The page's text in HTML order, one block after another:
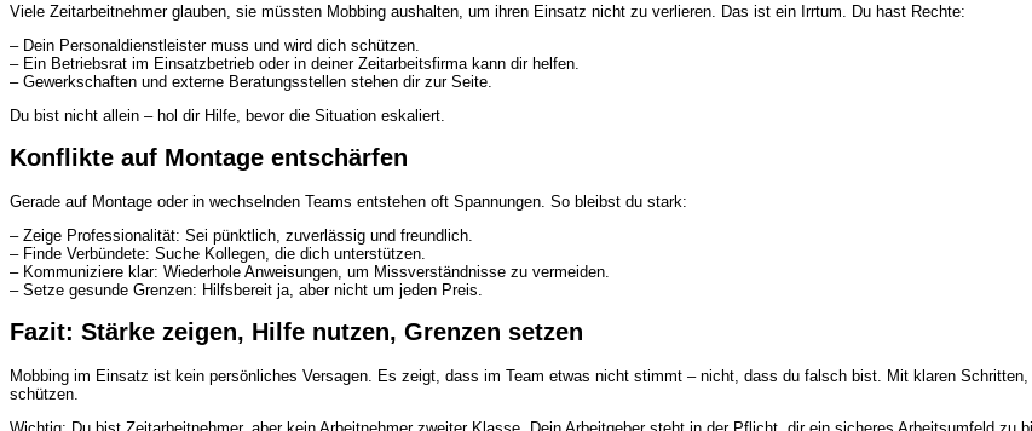
Viele Zeitarbeitnehmer glauben, sie müssten Mobbing aushalten, um ihren Einsatz nicht zu verlieren. Das ist ein Irrtum. Du hast Rechte:
– Dein Personaldienstleister muss und wird dich schützen.
– Ein Betriebsrat im Einsatzbetrieb oder in deiner Zeitarbeitsfirma kann dir helfen.
– Gewerkschaften und externe Beratungsstellen stehen dir zur Seite.
Du bist nicht allein – hol dir Hilfe, bevor die Situation eskaliert.
Konflikte auf Montage entschärfen
Gerade auf Montage oder in wechselnden Teams entstehen oft Spannungen. So bleibst du stark:
– Zeige Professionalität: Sei pünktlich, zuverlässig und freundlich.
– Finde Verbündete: Suche Kollegen, die dich unterstützen.
– Kommuniziere klar: Wiederhole Anweisungen, um Missverständnisse zu vermeiden.
– Setze gesunde Grenzen: Hilfsbereit ja, aber nicht um jeden Preis.
Fazit: Stärke zeigen, Hilfe nutzen, Grenzen setzen
Mobbing im Einsatz ist kein persönliches Versagen. Es zeigt, dass im Team etwas nicht stimmt – nicht, dass du falsch bist. Mit klaren
schützen.